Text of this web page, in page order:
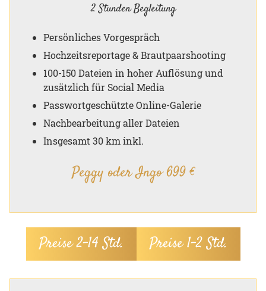
2 Stunden Begleitung
Persönliches Vorgespräch
Hochzeitsreportage & Brautpaarshooting
100-150 Dateien in hoher Auflösung und
zusätzlich für Social Media
Passwortgeschützte Online-Galerie
Nachbearbeitung aller Dateien
Insgesamt 30 km inkl.
Peggy oder Ingo 699 €
Preise 2–14 Std. Preise 1–2 Std.